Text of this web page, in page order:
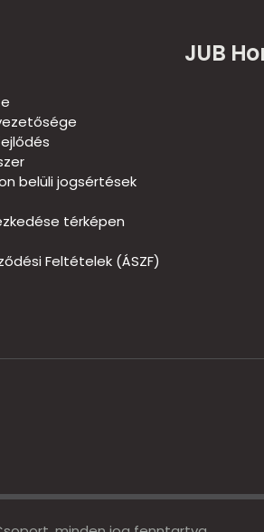
belüli jogsértések
térképen
Feltételek (ÁSZF)
JUB